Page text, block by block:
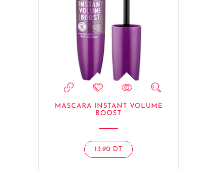
MASCARA INSTANT VOLUME
BOOST
13.90 DT